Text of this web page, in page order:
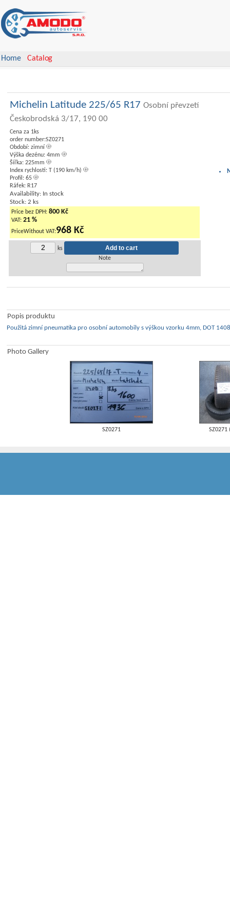
Home Catalog
Michelin Latitude 225/65 R17 Osobní převzetí
Českobrodská 3/17, 190 00
Cena za 1ks
order number:SZ0271
Období: zimní
Výška dezénu: 4mm
Šířka: 225mm
Index rychlosti: T (190 km/h)
Profil: 65
Ráfek: R17
Availability: In stock
Stock: 2 ks
Price bez DPH: 800 Kč
VAT: 21 %
PriceWithout VAT:968 Kč
ks
Note
Popis produktu
Použitá zimní pneumatika pro osobní automobily s výškou vzorku 4mm, DOT
Photo Gallery
SZ0271 SZ0271